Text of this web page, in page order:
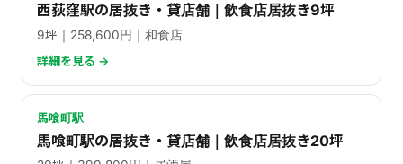
西荻窪駅の居抜き・貸店舗｜飲食店居抜き9坪
9坪｜258,600円｜和食店
詳細を見る →
馬喰町駅
馬喰町駅の居抜き・貸店舗｜飲食店居抜き20坪